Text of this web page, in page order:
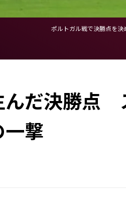
ポルトガル戦で決勝点を
んだ決勝点
撃